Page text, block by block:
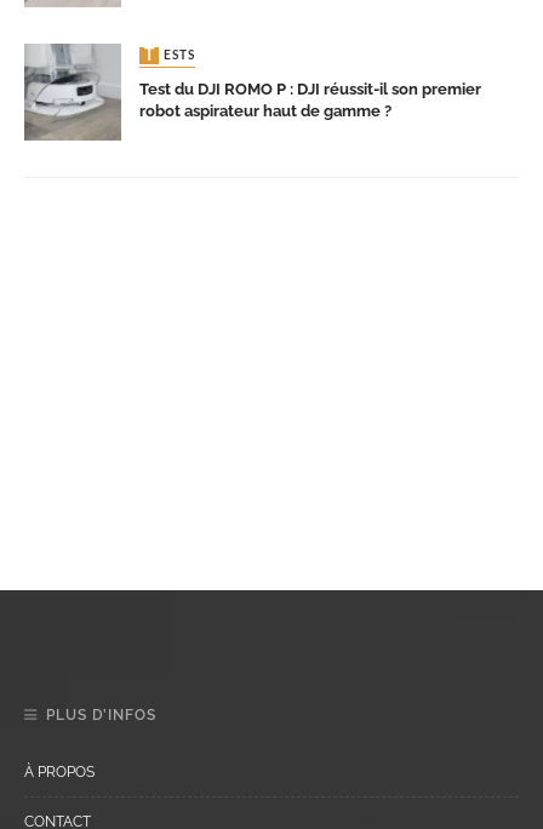
TESTS
Test du DJI ROMO P : DJI réussit-il son premier
robot aspirateur haut de gamme ?
PLUS D’INFOS
À PROPOS
CONTACT